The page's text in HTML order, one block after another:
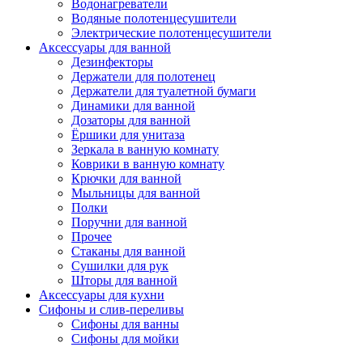
Водонагреватели
Водяные полотенцесушители
Электрические полотенцесушители
Аксессуары для ванной
Дезинфекторы
Держатели для полотенец
Держатели для туалетной бумаги
Динамики для ванной
Дозаторы для ванной
Ёршики для унитаза
Зеркала в ванную комнату
Коврики в ванную комнату
Крючки для ванной
Мыльницы для ванной
Полки
Поручни для ванной
Прочее
Стаканы для ванной
Сушилки для рук
Шторы для ванной
Аксессуары для кухни
Сифоны и слив-переливы
Сифоны для ванны
Сифоны для мойки